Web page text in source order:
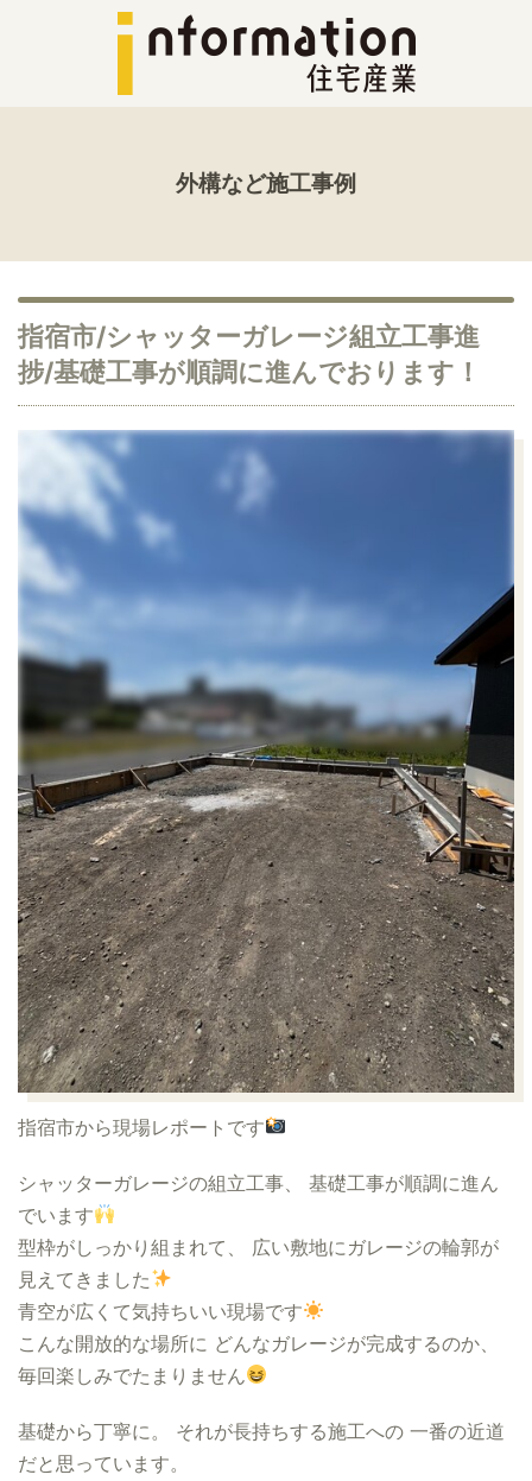
外構など施工事例
指宿市/シャッターガレージ組立工事進
捗/基礎工事が順調に進んでおります！
指宿市から現場レポートです
シャッターガレージの組立工事、 基礎工事が順調に進ん
でいます
型枠がしっかり組まれて、 広い敷地にガレージの輪郭が
見えてきました
青空が広くて気持ちいい現場です
こんな開放的な場所に どんなガレージが完成するのか、
毎回楽しみでたまりません
基礎から丁寧に。 それが長持ちする施工への 一番の近道
だと思っています。